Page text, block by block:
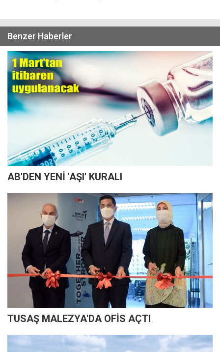
Benzer Haberler
AB'DEN YENİ 'AŞI' KURALI
TUSAŞ MALEZYA'DA OFİS AÇTI